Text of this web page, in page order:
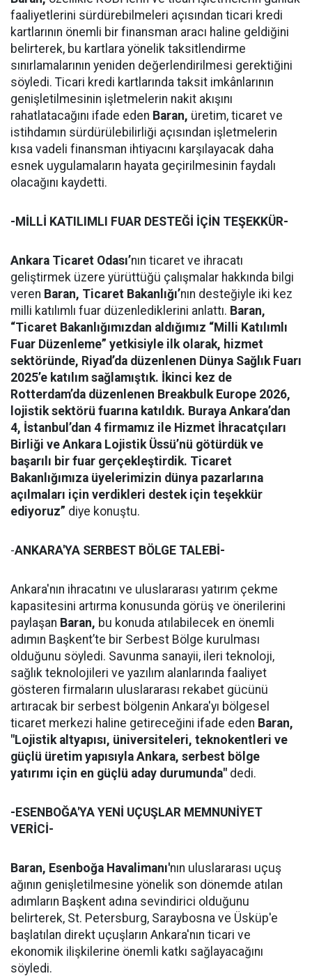
faaliyetlerini sürdürebilmeleri açısından ticari kredi
kartlarının önemli bir finansman aracı haline geldiğini
belirterek, bu kartlara yönelik taksitlendirme
sınırlamalarının yeniden değerlendirilmesi gerektiğini
söyledi. Ticari kredi kartlarında taksit imkânlarının
genişletilmesinin işletmelerin nakit akışını
rahatlatacağını ifade eden Baran, üretim, ticaret ve
istihdamın sürdürülebilirliği açısından işletmelerin
kısa vadeli finansman ihtiyacını karşılayacak daha
esnek uygulamaların hayata geçirilmesinin faydalı
olacağını kaydetti.
-MİLLİ KATILIMLI FUAR DESTEĞİ İÇİN TEŞEKKÜR-
Ankara Ticaret Odası’nın ticaret ve ihracatı
geliştirmek üzere yürüttüğü çalışmalar hakkında bilgi
veren Baran, Ticaret Bakanlığı’nın desteğiyle iki kez
milli katılımlı fuar düzenlediklerini anlattı. Baran,
“Ticaret Bakanlığımızdan aldığımız “Milli Katılımlı
Fuar Düzenleme” yetkisiyle ilk olarak, hizmet
sektöründe, Riyad’da düzenlenen Dünya Sağlık Fuarı
2025’e katılım sağlamıştık. İkinci kez de
Rotterdam’da düzenlenen Breakbulk Europe 2026,
lojistik sektörü fuarına katıldık. Buraya Ankara’dan
4, İstanbul’dan 4 firmamız ile Hizmet İhracatçıları
Birliği ve Ankara Lojistik Üssü’nü götürdük ve
başarılı bir fuar gerçekleştirdik. Ticaret
Bakanlığımıza üyelerimizin dünya pazarlarına
açılmaları için verdikleri destek için teşekkür
ediyoruz” diye konuştu.
-ANKARA'YA SERBEST BÖLGE TALEBİ-
Ankara'nın ihracatını ve uluslararası yatırım çekme
kapasitesini artırma konusunda görüş ve önerilerini
paylaşan Baran, bu konuda atılabilecek en önemli
adımın Başkent’te bir Serbest Bölge kurulması
olduğunu söyledi. Savunma sanayii, ileri teknoloji,
sağlık teknolojileri ve yazılım alanlarında faaliyet
gösteren firmaların uluslararası rekabet gücünü
artıracak bir serbest bölgenin Ankara'yı bölgesel
ticaret merkezi haline getireceğini ifade eden Baran,
"Lojistik altyapısı, üniversiteleri, teknokentleri ve
güçlü üretim yapısıyla Ankara, serbest bölge
yatırımı için en güçlü aday durumunda" dedi.
-ESENBOĞA'YA YENİ UÇUŞLAR MEMNUNİYET
VERİCİ-
Baran, Esenboğa Havalimanı'nın uluslararası uçuş
ağının genişletilmesine yönelik son dönemde atılan
adımların Başkent adına sevindirici olduğunu
belirterek, St. Petersburg, Saraybosna ve Üsküp'e
başlatılan direkt uçuşların Ankara'nın ticari ve
ekonomik ilişkilerine önemli katkı sağlayacağını
söyledi.